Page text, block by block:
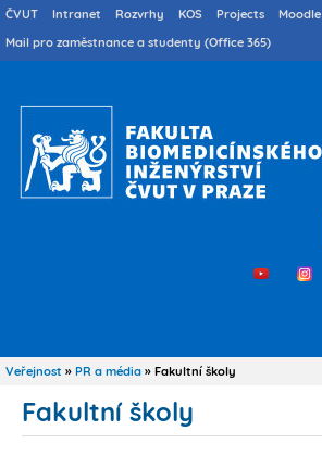
Přejít
k
hlavnímu
Druhé
menu
ČVUT Intranet Rozvrhy KOS Projects Moodle
Mail pro zaměstnance a studenty (Office 365)
Třetí
Drobečková
Veřejnost PR a média Fakultní školy
Fakultní školy